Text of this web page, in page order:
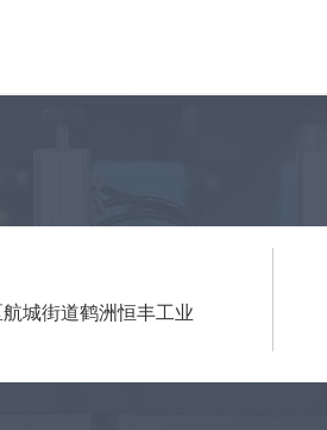
城街道鹤洲恒丰工业